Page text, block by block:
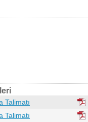
Talimatı
Talimatı